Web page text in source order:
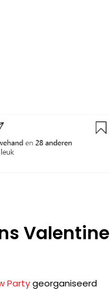
Valentine
Partygeorganiseerd